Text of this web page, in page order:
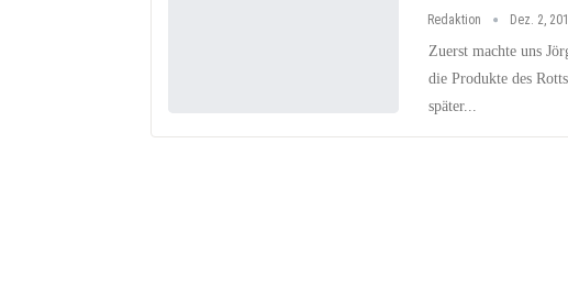
Redaktion Dez. 2,
Zuerst machte uns
die Produkte des
später...